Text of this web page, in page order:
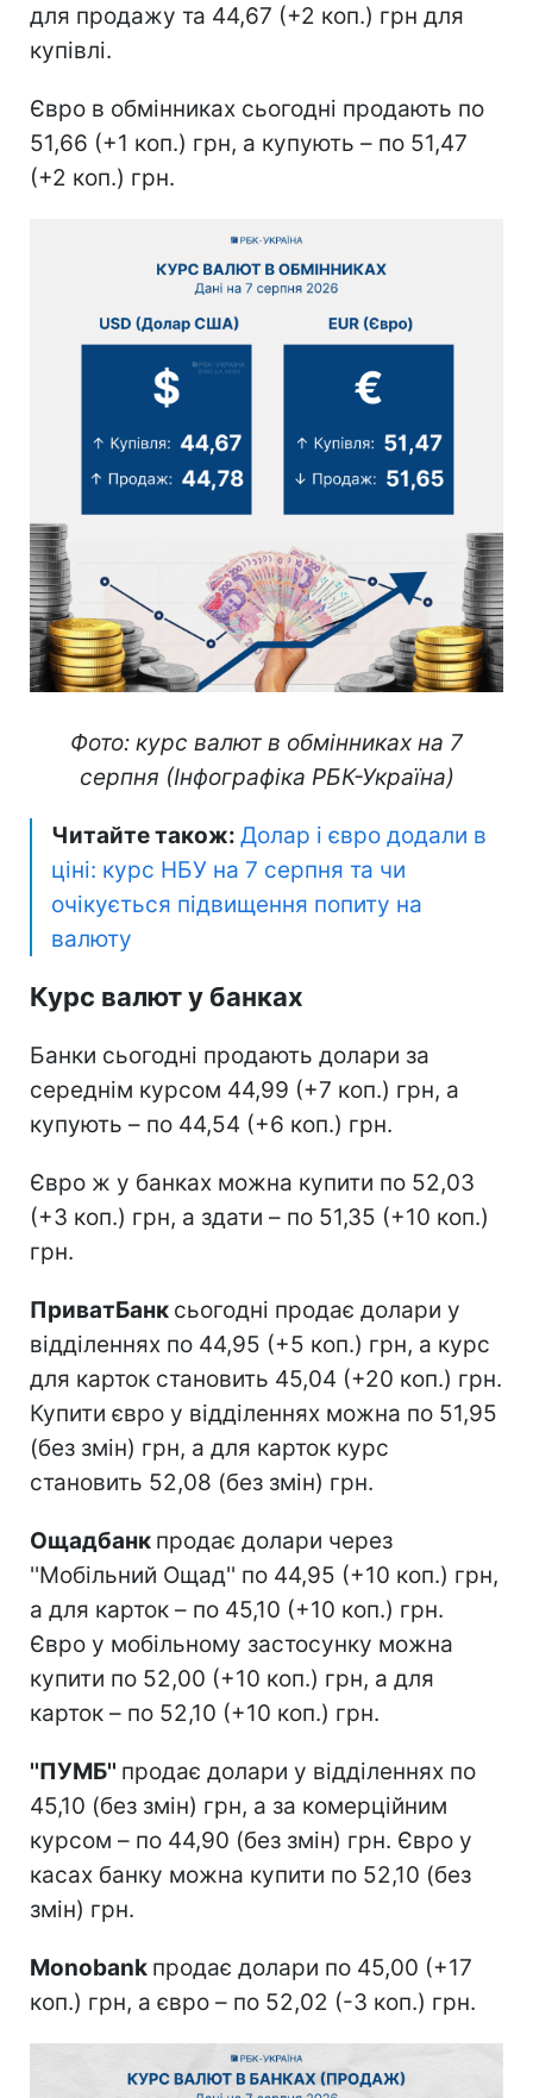
для продажу та 44,67 (+2 коп.) грн для
купівлі.
Євро в обмінниках сьогодні продають по
51,66 (+1 коп.) грн, а купують – по 51,47
(+2 коп.) грн.
Фото: курс валют в обмінниках на 7
серпня (Інфографіка РБК-Україна)
Читайте також: Долар і євро додали в
ціні: курс НБУ на 7 серпня та чи
очікується підвищення попиту на
валюту
Курс валют у банках
Банки сьогодні продають долари за
середнім курсом 44,99 (+7 коп.) грн, а
купують – по 44,54 (+6 коп.) грн.
Євро ж у банках можна купити по 52,03
(+3 коп.) грн, а здати – по 51,35 (+10 коп.)
грн.
ПриватБанк сьогодні продає долари у
відділеннях по 44,95 (+5 коп.) грн, а курс
для карток становить 45,04 (+20 коп.) грн.
Купити євро у відділеннях можна по 51,95
(без змін) грн, а для карток курс
становить 52,08 (без змін) грн.
Ощадбанк продає долари через
''Мобільний Ощад'' по 44,95 (+10 коп.) грн,
а для карток – по 45,10 (+10 коп.) грн.
Євро у мобільному застосунку можна
купити по 52,00 (+10 коп.) грн, а для
карток – по 52,10 (+10 коп.) грн.
''ПУМБ'' продає долари у відділеннях по
45,10 (без змін) грн, а за комерційним
курсом – по 44,90 (без змін) грн. Євро у
касах банку можна купити по 52,10 (без
змін) грн.
Monobank продає долари по 45,00 (+17
коп.) грн, а євро – по 52,02 (-3 коп.) грн.